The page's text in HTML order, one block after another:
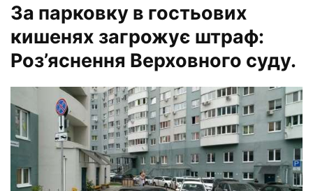
За парковку в гостьових
кишенях загрожує штраф:
Роз’яснення Верховного суду.